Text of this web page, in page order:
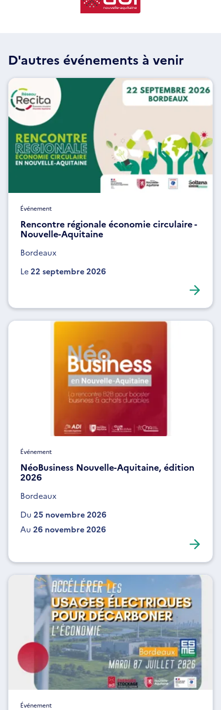
D'autres événements à venir
Événement
Rencontre régionale économie circulaire -
Nouvelle-Aquitaine
Bordeaux
Le22 septembre 2026
Événement
NéoBusiness Nouvelle-Aquitaine, édition
2026
Bordeaux
Du 25 novembre 2026
Au 26 novembre 2026
Événement